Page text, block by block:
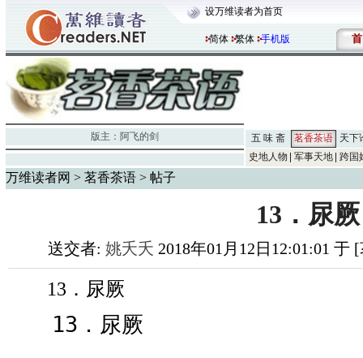
设万维读者为首页
简体 繁体 手机版 首
版主： 阿飞的剑 五 味 斋 茗香茶语
天下
史地人物
军事天地 跨国
万维读者网 > 茗香茶语 > 帖子
13．尿厥
送交者: 姚夭夭 2018年01月12日12:01:01 于
13．尿厥
13．尿厥